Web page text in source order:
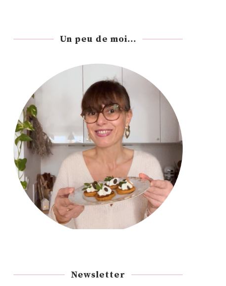
Un peu de moi...
Newsletter